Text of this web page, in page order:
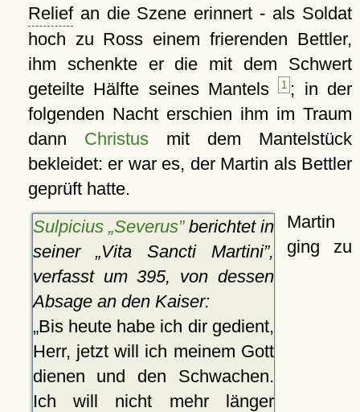
Reliefan die Szene erinnert - als Soldat
hoch zu Ross einem frierenden Bettler,
ihm schenkte er die mit dem Schwert
geteilte Hälfte seines Mantels 1 ; in der
folgenden Nacht erschien ihm im Traum
dann Christusmit dem Mantelstück
bekleidet: er war es, der Martin als Bettler
geprüft hatte.
Sulpicius „Severus”berichtet in
seiner
Vita Sancti Martini ,
verfasst um 395, von dessen
Absage an den Kaiser:
Bis heute habe ich dir gedient,
Herr, jetzt will ich meinem Gott
dienen und den Schwachen.
Ich will nicht mehr länger
Martin
ging zu